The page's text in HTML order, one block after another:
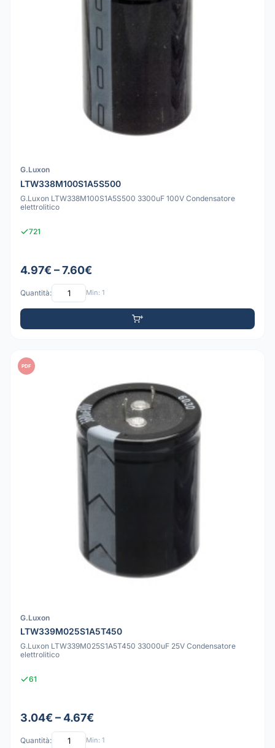
G.Luxon
LTW338M100S1A5S500
G.Luxon LTW338M100S1A5S500 3300uF 100V Condensatore
elettrolitico
721
4.97€ – 7.60€
Quantità: Min: 1
PDF
G.Luxon
LTW339M025S1A5T450
G.Luxon LTW339M025S1A5T450 33000uF 25V Condensatore
elettrolitico
61
3.04€ – 4.67€
Quantità: Min: 1